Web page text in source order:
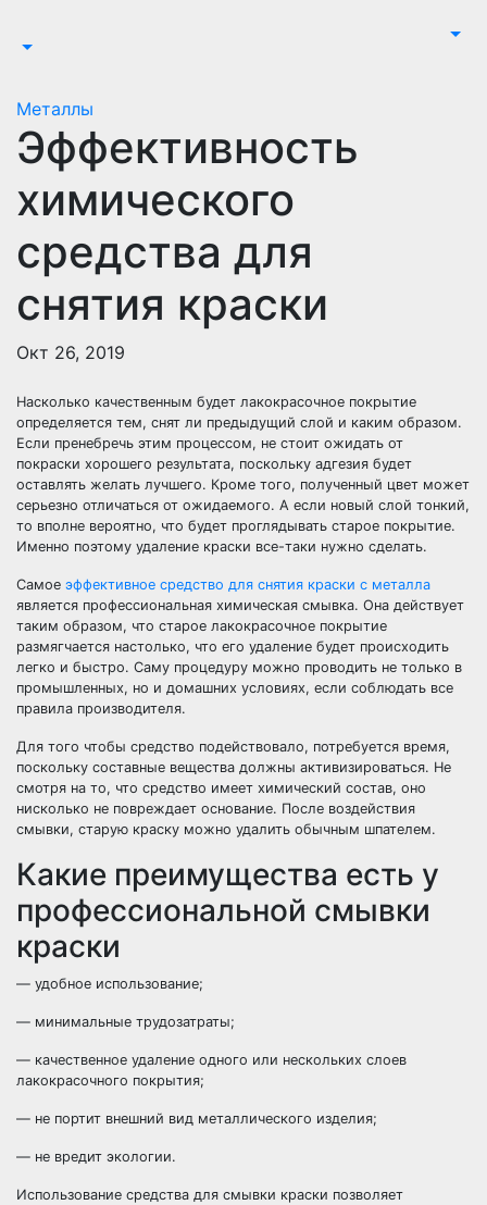
Металлы
Эффективность
химического
средства для
снятия краски
Окт 26, 2019
Насколько качественным будет лакокрасочное покрытие
определяется тем, снят ли предыдущий слой и каким образом.
Если пренебречь этим процессом, не стоит ожидать от
покраски хорошего результата, поскольку адгезия будет
оставлять желать лучшего. Кроме того, полученный цвет может
серьезно отличаться от ожидаемого. А если новый слой тонкий,
то вполне вероятно, что будет проглядывать старое покрытие.
Именно поэтому удаление краски все-таки нужно сделать.
Самое эффективное средство для снятия краски с металла
является профессиональная химическая смывка. Она действует
таким образом, что старое лакокрасочное покрытие
размягчается настолько, что его удаление будет происходить
легко и быстро. Саму процедуру можно проводить не только в
промышленных, но и домашних условиях, если соблюдать все
правила производителя.
Для того чтобы средство подействовало, потребуется время,
поскольку составные вещества должны активизироваться. Не
смотря на то, что средство имеет химический состав, оно
нисколько не повреждает основание. После воздействия
смывки, старую краску можно удалить обычным шпателем.
Какие преимущества есть у
профессиональной смывки
краски
— удобное использование;
— минимальные трудозатраты;
— качественное удаление одного или нескольких слоев
лакокрасочного покрытия;
— не портит внешний вид металлического изделия;
— не вредит экологии.
Использование средства для смывки краски позволяет